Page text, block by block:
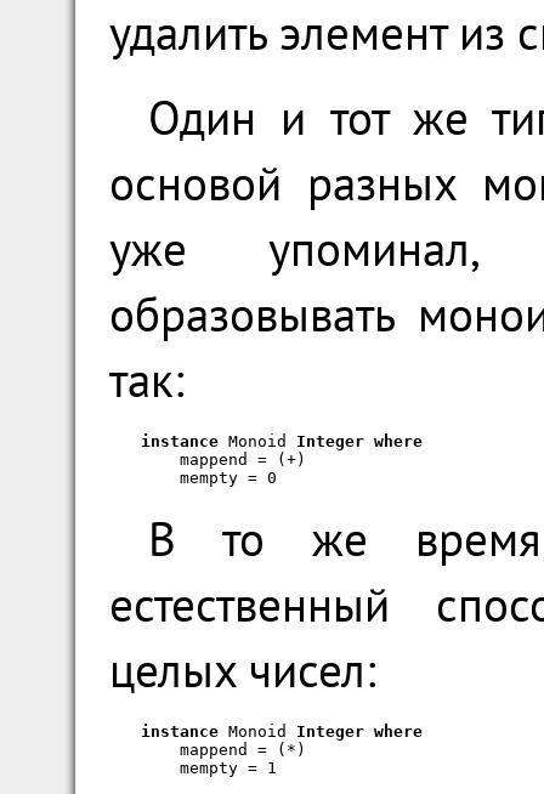
удалить элемент из
Один и тот же
основой разных
уже упоминал,
образовывать
так:
instance Monoid Integer where
    mappend = (+)
    mempty = 0
В то же время,
естественный
целых чисел:
instance Monoid Integer where
    mappend = (*)
    mempty = 1